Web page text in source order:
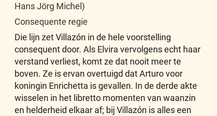
Hans Jörg Michel)
Consequente regie
Die lijn zet Villazón in de hele voorstelling
consequent door. Als Elvira vervolgens echt haar
verstand verliest, komt ze dat nooit meer te
boven. Ze is ervan overtuigd dat Arturo voor
koningin Enrichetta is gevallen. In de derde akte
wisselen in het libretto momenten van waanzin
en helderheid elkaar af; bij Villazón is alles een